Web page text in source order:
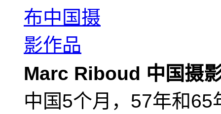
Marc Riboud 中国摄
中国5个月，57年和